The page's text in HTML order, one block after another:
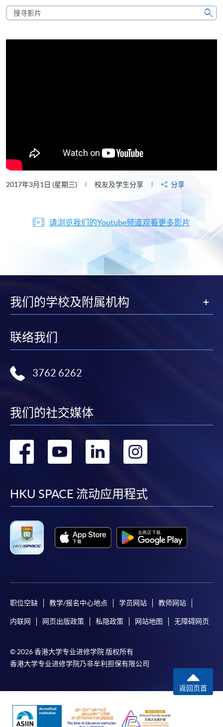
搜
寻
片
搜
2017年3月1日 (星期三) 校友及学生分享 分享
请浏览我们的Youtube频道观看更多影片
我们的学校及附属机构
联络我们
3762 6262
我们的社交媒体
转
facebook
转
youtube
转
linkedin
转
HKU SPACE 流动应用程式
职位空缺 教学/报名中心地点 学员网站 教师网站
内联网 网页出版政策 私隐政策 网站地图 无障碍网页
© 2026 香港大学专业进修学院 版权所有
香港大学专业进修学院乃非牟利担保有限公司
返回页首